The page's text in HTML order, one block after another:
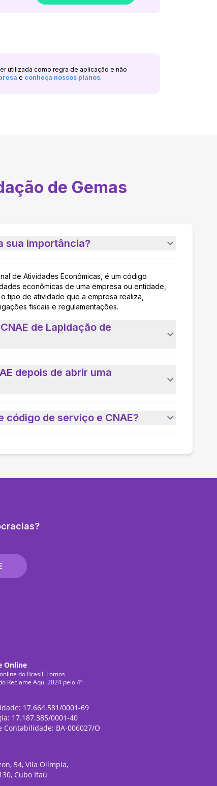
utilizada como regra de aplicação e não
e conheça nossos planos.
de Gemas
sua importância?
de Atividades Econômicas, é um código
econômicas de uma empresa ou entidade,
tipo de atividade que a empresa realiza,
fiscais e regulamentações.
de Lapidação de
depois de abrir uma
código de serviço e CNAE?
Online
do Brasil. Fomos
Reclame Aqui 2024 pelo 4º
17.664.581/0001-69
17.187.385/0001-40
Contabilidade: BA-006027/O
54, Vila Olímpia,
Cubo Itaú